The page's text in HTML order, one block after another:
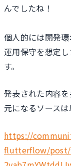
んでしたね！
個人的には開発
運用保守を想定
す。
発表された内容を
元になるソースは
https://
flutterflow/post/